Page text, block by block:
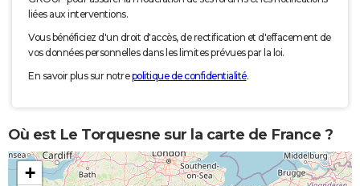
liées aux interventions.
Vous bénéficiez d'un droit d'accès, de rectification et d'effacement de
vos données personnelles dans les limites prévues par la loi.
En savoir plus sur notrepolitique de confidentialité.
Où est Le Torquesne sur la carte de France ?
+